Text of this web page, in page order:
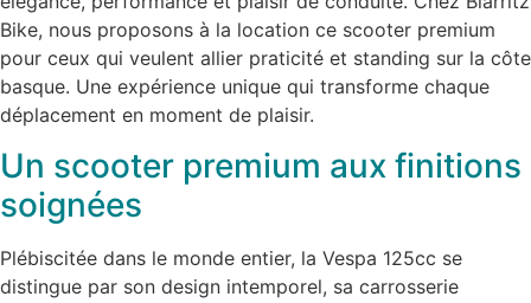
Bike, nous proposons à la location ce scooter premium
pour ceux qui veulent allier praticité et standing sur la côte
basque. Une expérience unique qui transforme chaque
déplacement en moment de plaisir.
Un scooter premium aux finitions
soignées
Plébiscitée dans le monde entier, la Vespa 125cc se
distingue par son design intemporel, sa carrosserie